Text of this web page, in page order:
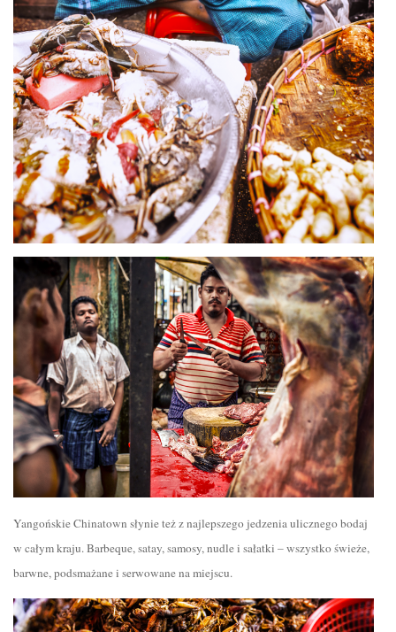
Yangońskie Chinatown słynie też z najlepszego jedzenia ulicznego bodaj
w całym kraju. Barbeque, satay, samosy, nudle i sałatki – wszystko świeże,
barwne, podsmażane i serwowane na miejscu.